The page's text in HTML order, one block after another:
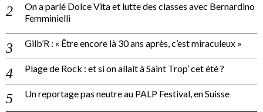
On a parlé Dolce Vita et lutte des classes avec Bernardino
Femminielli
Gilb’R : « Être encore là 30 ans après, c’est miraculeux »
Plage de Rock : et si on allait à Saint Trop’ cet été ?
Un reportage pas neutre au PALP Festival, en Suisse